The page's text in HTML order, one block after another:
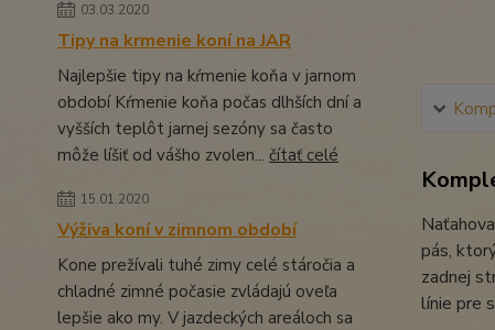
03.03.2020
Tipy na krmenie koní na JAR
Najlepšie tipy na kŕmenie koňa v jarnom
období Kŕmenie koňa počas dlhších dní a
vyšších teplôt jarnej sezóny sa často
môže líšiť od vášho zvolen... čítať celé
15.01.2020
Výživa koní v zimnom období
Kone prežívali tuhé zimy celé stáročia a
chladné zimné počasie zvládajú oveľa
lepšie ako my. V jazdeckých areáloch sa
pás,
zadnej
línie pre